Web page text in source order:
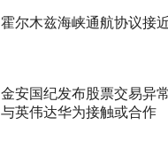
霍尔木兹海峡通航协议接
金安国纪发布股票交易异
与英伟达华为接触或合作